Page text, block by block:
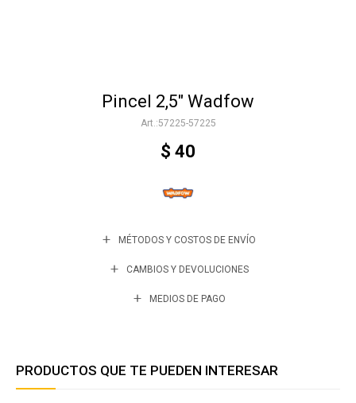
Pincel 2,5" Wadfow
57225-57225
$ 40
MÉTODOS Y COSTOS DE ENVÍO
CAMBIOS Y DEVOLUCIONES
MEDIOS DE PAGO
PRODUCTOS QUE TE PUEDEN INTERESAR